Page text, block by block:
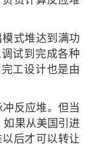
式堆达到满功
试到完成各种
工设计也是由
反应堆。但当
如果从美国引进
后才可以转让